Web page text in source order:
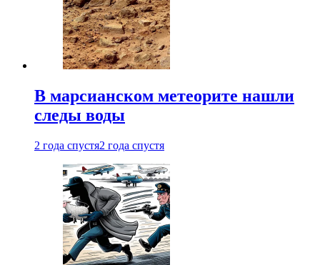
В марсианском метеорите нашли
следы воды
2 года спустя2 года спустя